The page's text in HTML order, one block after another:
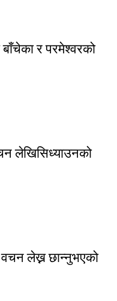
र परमेश्वरको
लेखिसिध्याउनको
लेख्न छान्नुभएको